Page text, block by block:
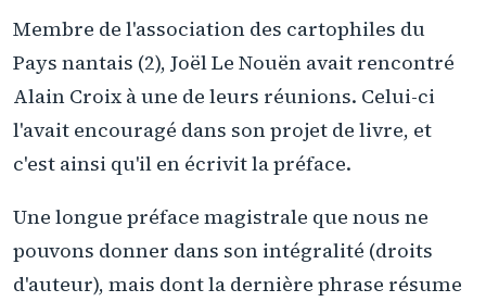
Membre de l'association des cartophiles du
Pays nantais (2), Joël Le Nouën avait rencontré
Alain Croix à une de leurs réunions. Celui-ci
l'avait encouragé dans son projet de livre, et
c'est ainsi qu'il en écrivit la préface.
Une longue préface magistrale que nous ne
pouvons donner dans son intégralité (droits
d'auteur), mais dont la dernière phrase résume